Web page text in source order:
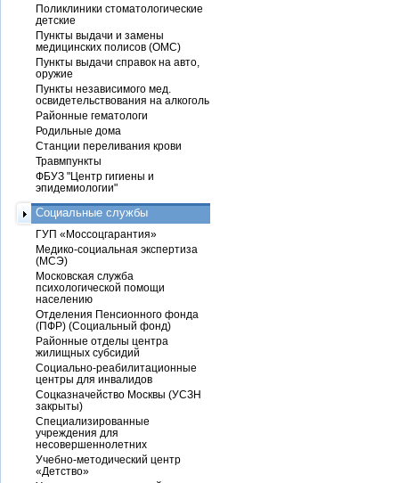
Поликлиники стоматологические
детские
Пункты выдачи и замены
медицинских полисов (ОМС)
Пункты выдачи справок на авто,
оружие
Пункты независимого мед.
освидетельствования на алкоголь
Районные гематологи
Родильные дома
Станции переливания крови
Травмпункты
ФБУЗ "Центр гигиены и
эпидемиологии"
Социальные службы
ГУП «Моссоцгарантия»
Медико-социальная экспертиза
(МСЭ)
Московская служба
психологической помощи
населению
Отделения Пенсионного фонда
(ПФР) (Социальный фонд)
Районные отделы центра
жилищных субсидий
Социально-реабилитационные
центры для инвалидов
Соцказначейство Москвы (УСЗН
закрыты)
Специализированные
учреждения для
несовершеннолетних
Учебно-методический центр
«Детство»